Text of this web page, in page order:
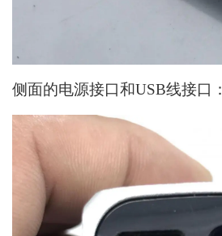
侧面的电源接口和USB线接口：